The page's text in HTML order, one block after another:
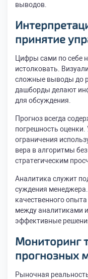
выводов.
принятие
Цифры сами по себе
истолковать.
сложные выводы до
дашборды делают
для обсуждения.
Прогноз всегда
погрешность
ограничения
вера в алгоритмы
стратегическим
Аналитика служит
суждения
качественного
между аналитиками
эффективные
Мониторинг
прогнозных
Рыночная